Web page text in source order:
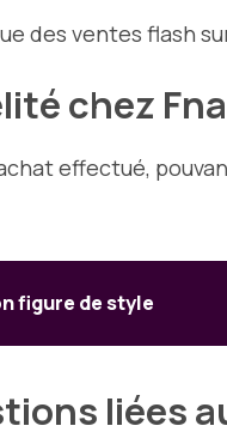
des ventes flash
chez
effectué,
figure de style
liées